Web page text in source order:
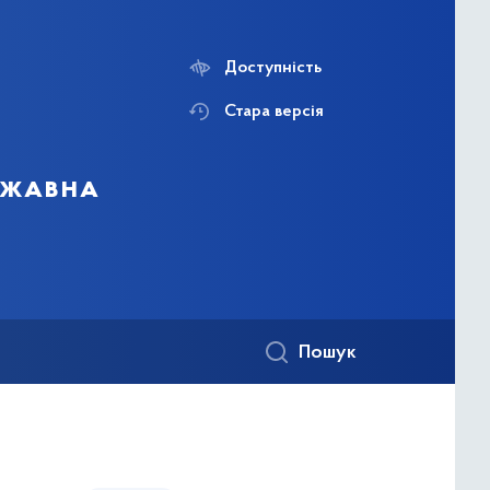
Доступність
Стара версія
Пошук